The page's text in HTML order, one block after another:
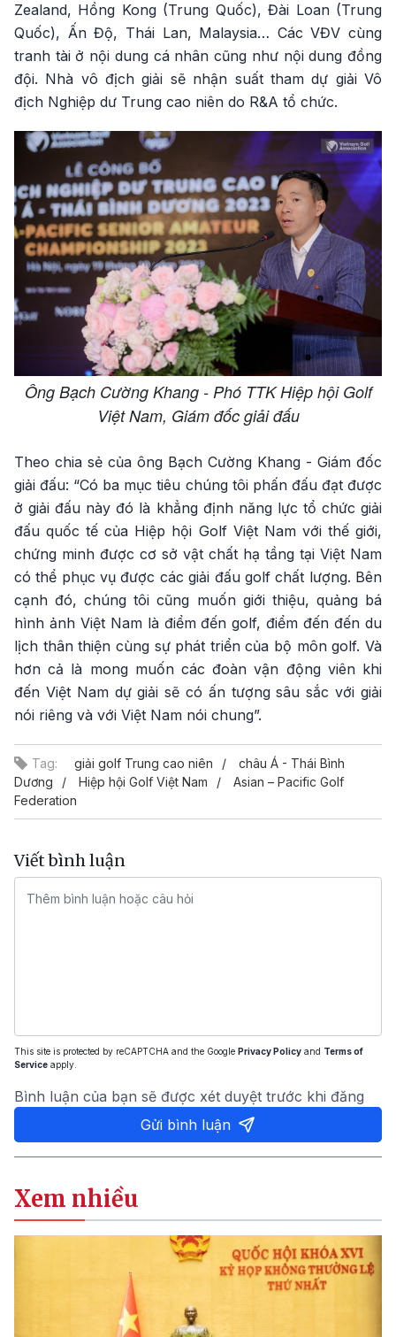
Zealand, Hồng Kong (Trung Quốc), Đài Loan (Trung
Quốc), Ấn Độ, Thái Lan, Malaysia… Các VĐV cùng
tranh tài ở nội dung cá nhân cũng như nội dung đồng
đội. Nhà vô địch giải sẽ nhận suất tham dự giải Vô
địch Nghiệp dư Trung cao niên do R&A tổ chức.
Ông Bạch Cường Khang - Phó TTK Hiệp hội Golf
Việt Nam, Giám đốc giải đấu
Theo chia sẻ của ông Bạch Cường Khang - Giám đốc
giải đấu: “Có ba mục tiêu chúng tôi phấn đấu đạt được
ở giải đấu này đó là khẳng định năng lực tổ chức giải
đấu quốc tế của Hiệp hội Golf Việt Nam với thế giới,
chứng minh được cơ sở vật chất hạ tầng tại Việt Nam
có thể phục vụ được các giải đấu golf chất lượng. Bên
cạnh đó, chúng tôi cũng muốn giới thiệu, quảng bá
hình ảnh Việt Nam là điểm đến golf, điểm đến đến du
lịch thân thiện cùng sự phát triển của bộ môn golf. Và
hơn cả là mong muốn các đoàn vận động viên khi
đến Việt Nam dự giải sẽ có ấn tượng sâu sắc với giải
nói riêng và với Việt Nam nói chung”.
Tag: giải golf Trung cao niên
châu Á - Thái Bình
Dương
Hiệp hội Golf Việt Nam
Asian – Pacific Golf
Federation
Viết bình luận
This site is protected by reCAPTCHA and the Google Privacy Policy and Terms of
Service apply.
Bình luận của bạn sẽ được xét duyệt trước khi đăng
Gửi bình luận
Xem nhiều